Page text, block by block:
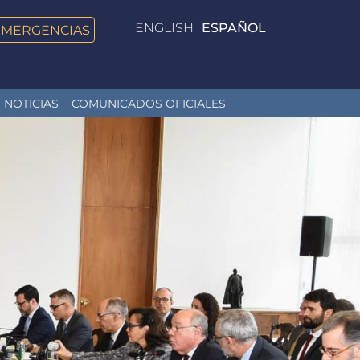
ENGLISH ESPAÑOL
NOTICIAS COMUNICADOS OFICIALES